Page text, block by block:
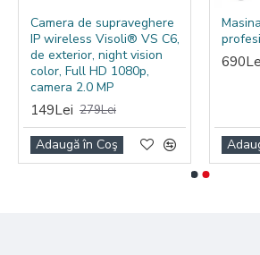
concepută să ofere performanță
termen lung.
Camera de supraveghere
IP wireless Visoli® VS C6,
de exterior, night vision
color, Full HD 1080p,
camera 2.0 MP
149Lei 279Lei
Adaugă în Coş